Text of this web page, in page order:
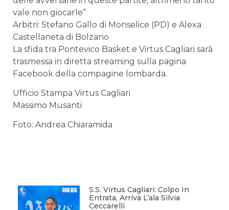
vale non giocarle”
Arbitri: Stefano Gallo di Monselice (PD) e Alexa
Castellaneta di Bolzano
La sfida tra Pontevico Basket e Virtus Cagliari sarà
trasmessa in diretta streaming sulla pagina
Facebook della compagine lombarda.
Ufficio Stampa Virtus Cagliari
Massimo Musanti
Foto: Andrea Chiaramida
S.S. Virtus Cagliari: Colpo In
Entrata, Arriva L’ala Silvia
Ceccarelli